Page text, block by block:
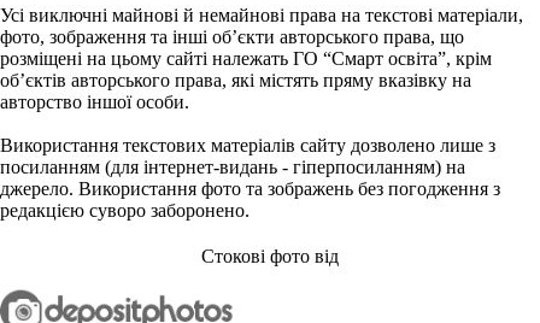
Усі виключні майнові й немайнові права на текстові матеріали,
фото, зображення та інші об’єкти авторського права, що
розміщені на цьому сайті належать ГО “Смарт освіта”, крім
об’єктів авторського права, які містять пряму вказівку на
авторство іншої особи.
Використання текстових матеріалів сайту дозволено лише з
посиланням (для інтернет-видань - гіперпосиланням) на
джерело. Використання фото та зображень без погодження з
редакцією суворо заборонено.
Стокові фото від